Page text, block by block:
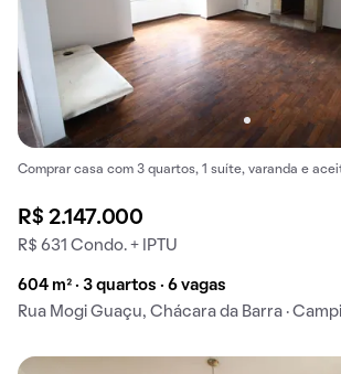
Comprar casa com 3 quartos, 1 suíte, varanda e
R$ 2.147.000
R$ 631 Condo. + IPTU
604 m² · 3 quartos · 6 vagas
Rua Mogi Guaçu, Chácara da Barra ·